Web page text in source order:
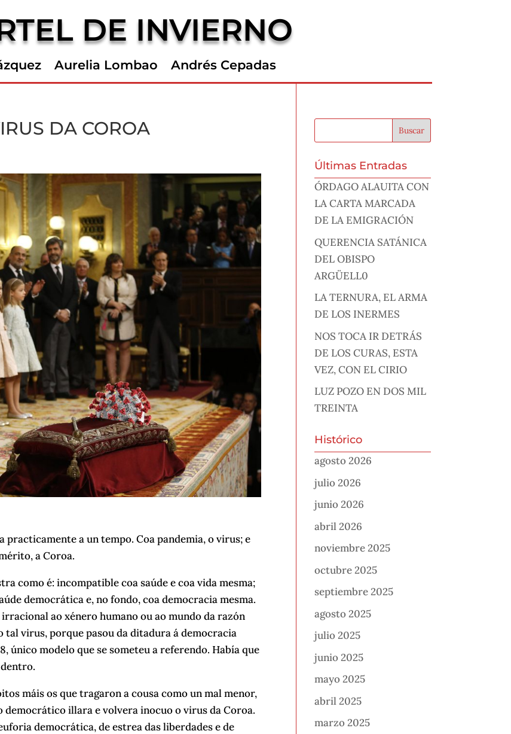
DE INVIERNO
Aurelia Lombao Andrés Cepadas
DA COROA
a un tempo. Coa pandemia, o virus; e
a Coroa.
como é: incompatible coa saúde e coa vida mesma;
democrática e, no fondo, coa democracia mesma.
ao xénero humano ou ao mundo da razón
virus, porque pasou da ditadura á democracia
único modelo que se someteu a referendo. Había que
máis os que tragaron a cousa como un mal menor,
democrático illara e volvera inocuo o virus da Coroa.
democrática, de estrea das liberdades e de
Últimas Entradas
ÓRDAGO ALAUITA CON
LA CARTA MARCADA
DE LA EMIGRACIÓN
QUERENCIA SATÁNICA
DEL OBISPO
ARGÜELL0
LA TERNURA, EL ARMA
DE LOS INERMES
NOS TOCA IR DETRÁS
DE LOS CURAS, ESTA
VEZ, CON EL CIRIO
LUZ POZO EN DOS MIL
TREINTA
Histórico
agosto 2026
julio 2026
junio 2026
abril 2026
noviembre 2025
octubre 2025
septiembre 2025
agosto 2025
julio 2025
junio 2025
mayo 2025
abril 2025
marzo 2025